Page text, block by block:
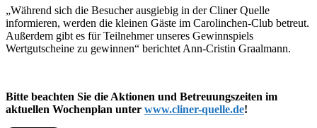
„Während sich die Besucher ausgiebig in der Cliner Quelle
informieren, werden die kleinen Gäste im Carolinchen-Club betreut.
Außerdem gibt es für Teilnehmer unseres Gewinnspiels
Wertgutscheine zu gewinnen“ berichtet Ann-Cristin Graalmann.
Bitte beachten Sie die Aktionen und Betreuungszeiten im
aktuellen Wochenplan unter www.cliner-quelle.de!